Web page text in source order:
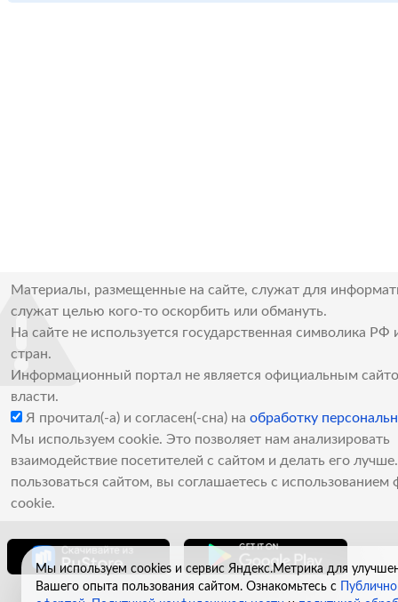
Материалы, размещенные на сайте, служат для
служат целью кого-то оскорбить или обмануть.
На сайте не используется государственная символика РФ
стран.
Информационный портал не является официальным
власти.
Я прочитал(-а) и согласен(-сна) на обработку
Мы используем cookie. Это позволяет нам анализировать
взаимодействие посетителей с сайтом и делать его
пользоваться сайтом, вы соглашаетесь с использованием
cookie.
Мы используем cookies и сервис Яндекс.Метрика для
Вашего опыта пользования сайтом. Ознакомьтесь с